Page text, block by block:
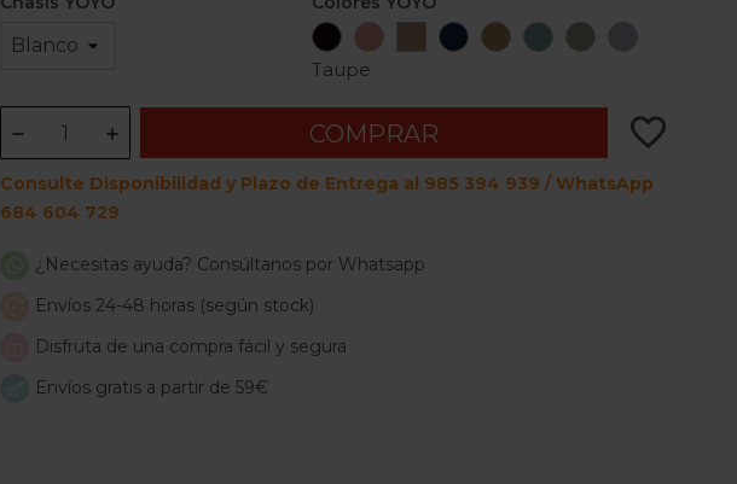
BlackGinger TaupeAir
ToffeeAquaOliva
Taupe
COMPRAR favorite_border
Consulte Disponibilidad y Plazo de Entrega al 985 394 939 / WhatsApp
684 604 729
¿Necesitas ayuda? Consúltanos por Whatsapp
Envíos 24-48 horas (según stock)
Disfruta de una compra fácil y segura
Envíos gratis a partir de 59€